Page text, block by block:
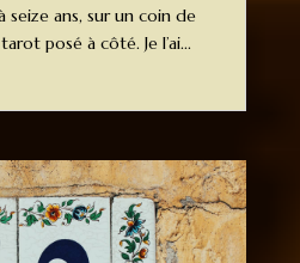
seize ans, sur un coin de
posé à côté. Je l’ai...